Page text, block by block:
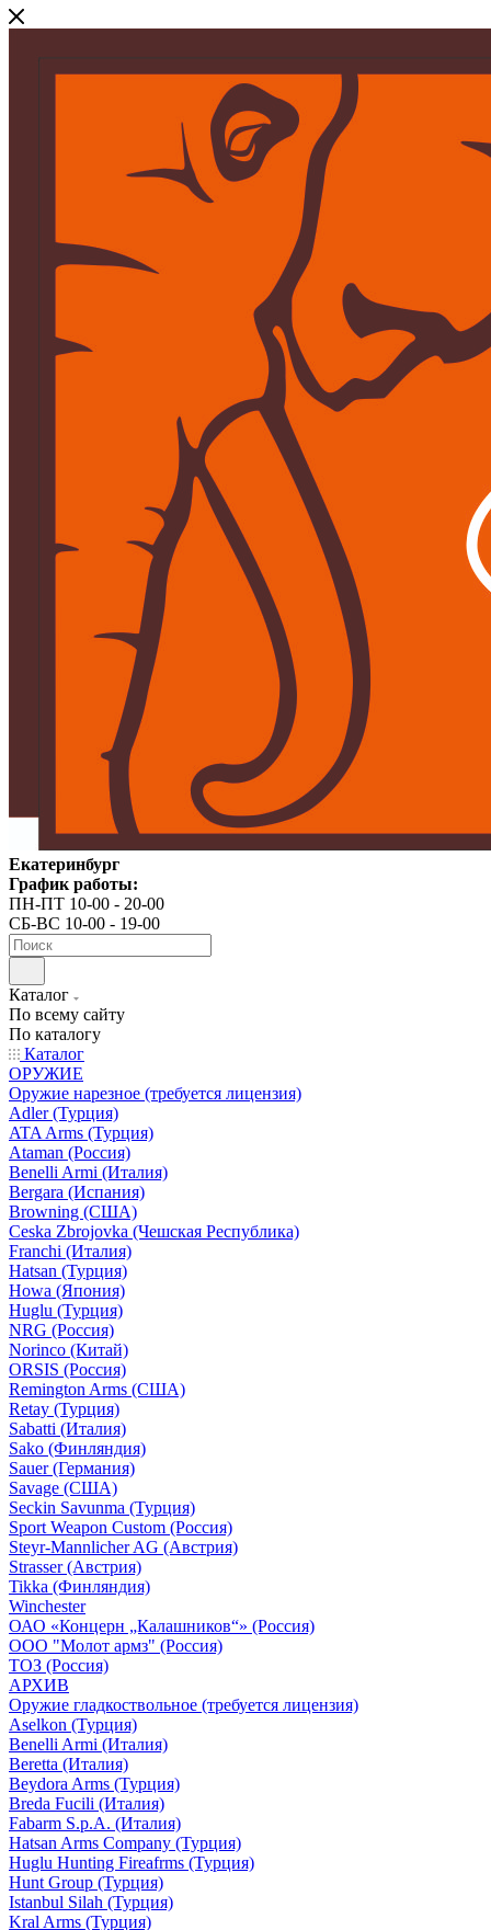
Екатеринбург
График работы:
ПН-ПТ 10-00 - 20-00
СБ-ВС 10-00 - 19-00
Каталог
По всему сайту
По каталогу
Каталог
ОРУЖИЕ
Оружие нарезное (требуется лицензия)
Adler (Турция)
ATA Arms (Турция)
Ataman (Россия)
Benelli Armi (Италия)
Bergara (Испания)
Browning (США)
Ceska Zbrojovka (Чешская Республика)
Franchi (Италия)
Hatsan (Турция)
Howa (Япония)
Huglu (Турция)
NRG (Россия)
Norinco (Китай)
ORSIS (Россия)
Remington Arms (США)
Retay (Турция)
Sabatti (Италия)
Sako (Финляндия)
Sauer (Германия)
Savage (США)
Seckin Savunma (Турция)
Sport Weapon Custom (Россия)
Steyr-Mannlicher AG (Австрия)
Strasser (Австрия)
Tikka (Финляндия)
Winchester
ОАО «Концерн „Калашников“» (Россия)
ООО "Молот армз" (Россия)
ТОЗ (Россия)
АРХИВ
Оружие гладкоствольное (требуется лицензия)
Aselkon (Турция)
Benelli Armi (Италия)
Beretta (Италия)
Beydora Arms (Турция)
Breda Fucili (Италия)
Fabarm S.p.A. (Италия)
Hatsan Arms Company (Турция)
Huglu Hunting Fireafrms (Турция)
Hunt Group (Турция)
Istanbul Silah (Турция)
Kral Arms (Турция)